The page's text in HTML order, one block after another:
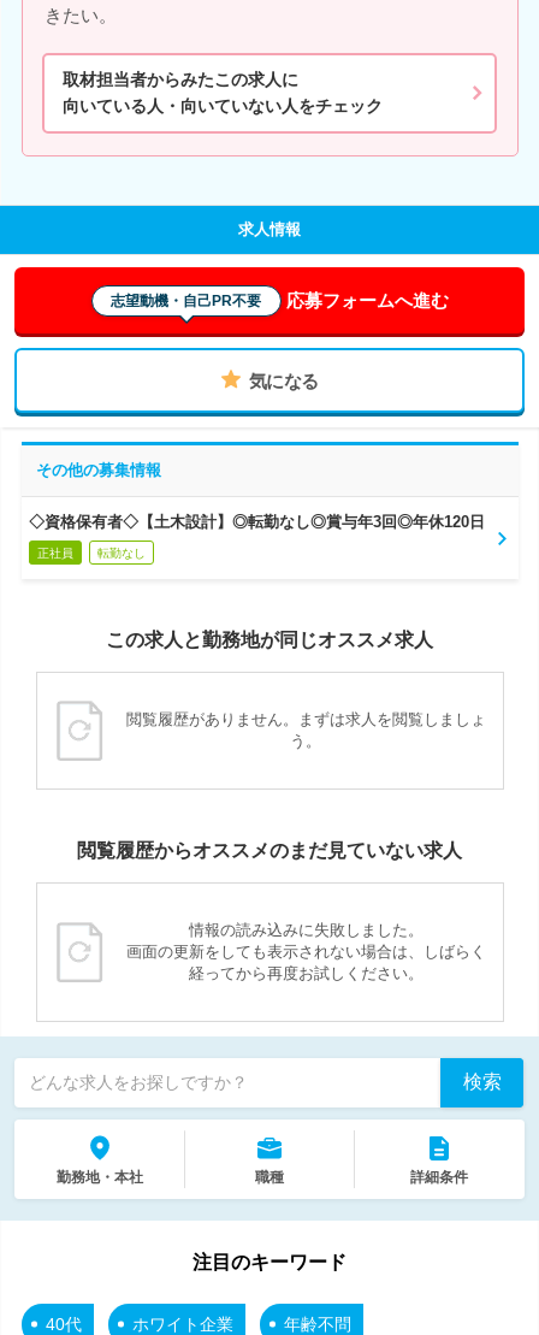
きたい。
取材担当者からみたこの求人に
向いている人・向いていない人をチェック
求人情報
志望動機・自己PR不要 応募フォームへ進む
気になる
その他の募集情報
◇資格保有者◇【土木設計】◎転勤なし◎賞与年3回◎年休120日
正社員 転勤なし
この求人と勤務地が同じオススメ求人
閲覧履歴がありません。まずは求人を閲覧しましょ
う。
閲覧履歴からオススメのまだ見ていない求人
情報の読み込みに失敗しました。
画面の更新をしても表示されない場合は、しばらく
経ってから再度お試しください。
どんな求人をお探しですか？ 検索
勤務地・本社 職種 詳細条件
注目のキーワード
40代 ホワイト企業 年齢不問